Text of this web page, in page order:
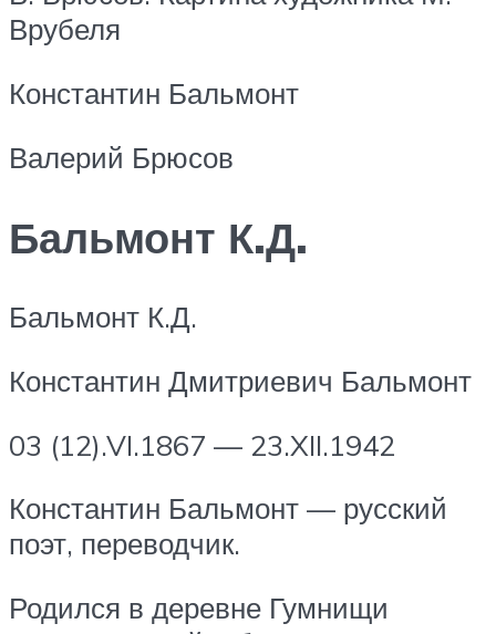
Врубеля
Константин Бальмонт
Валерий Брюсов
Бальмонт К.Д.
Бальмонт К.Д.
Константин Дмитриевич Бальмонт
03 (12).VI.1867 — 23.XII.1942
Константин Бальмонт — русский
поэт, переводчик.
Родился в деревне Гумнищи